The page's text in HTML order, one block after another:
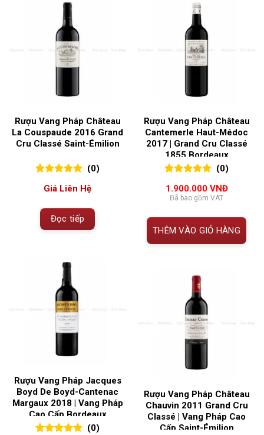
Rượu Vang Pháp Château
La Couspaude 2016 Grand
Cru Classé Saint-Émilion
đánh giá
(0)
Giá Liên Hệ
Đọc tiếp
Rượu Vang Pháp Château
Cantemerle Haut-Médoc
2017 | Grand Cru Classé
1855 Bordeaux
đánh giá
(0)
1.900.000 VNĐ
Đã bao gồm VAT
THÊM VÀO GIỎ HÀNG
Rượu Vang Pháp Jacques
Boyd De Boyd-Cantenac
Margaux 2018 | Vang Pháp
Cao Cấp Bordeaux
(0)
Rượu Vang Pháp Château
Chauvin 2011 Grand Cru
Classé | Vang Pháp Cao
Cấp Saint-Émilion